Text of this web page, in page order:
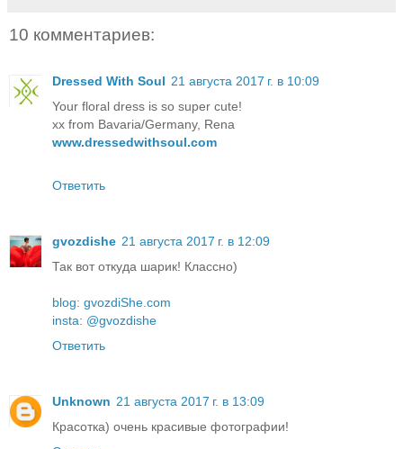
10 комментариев:
Dressed With Soul 21 августа 2017 г. в 10:09
Your floral dress is so super cute!
xx from Bavaria/Germany, Rena
www.dressedwithsoul.com
Ответить
gvozdishe 21 августа 2017 г. в 12:09
Так вот откуда шарик! Классно)
blog: gvozdiShe.com
insta: @gvozdishe
Ответить
Unknown 21 августа 2017 г. в 13:09
Красотка) очень красивые фотографии!